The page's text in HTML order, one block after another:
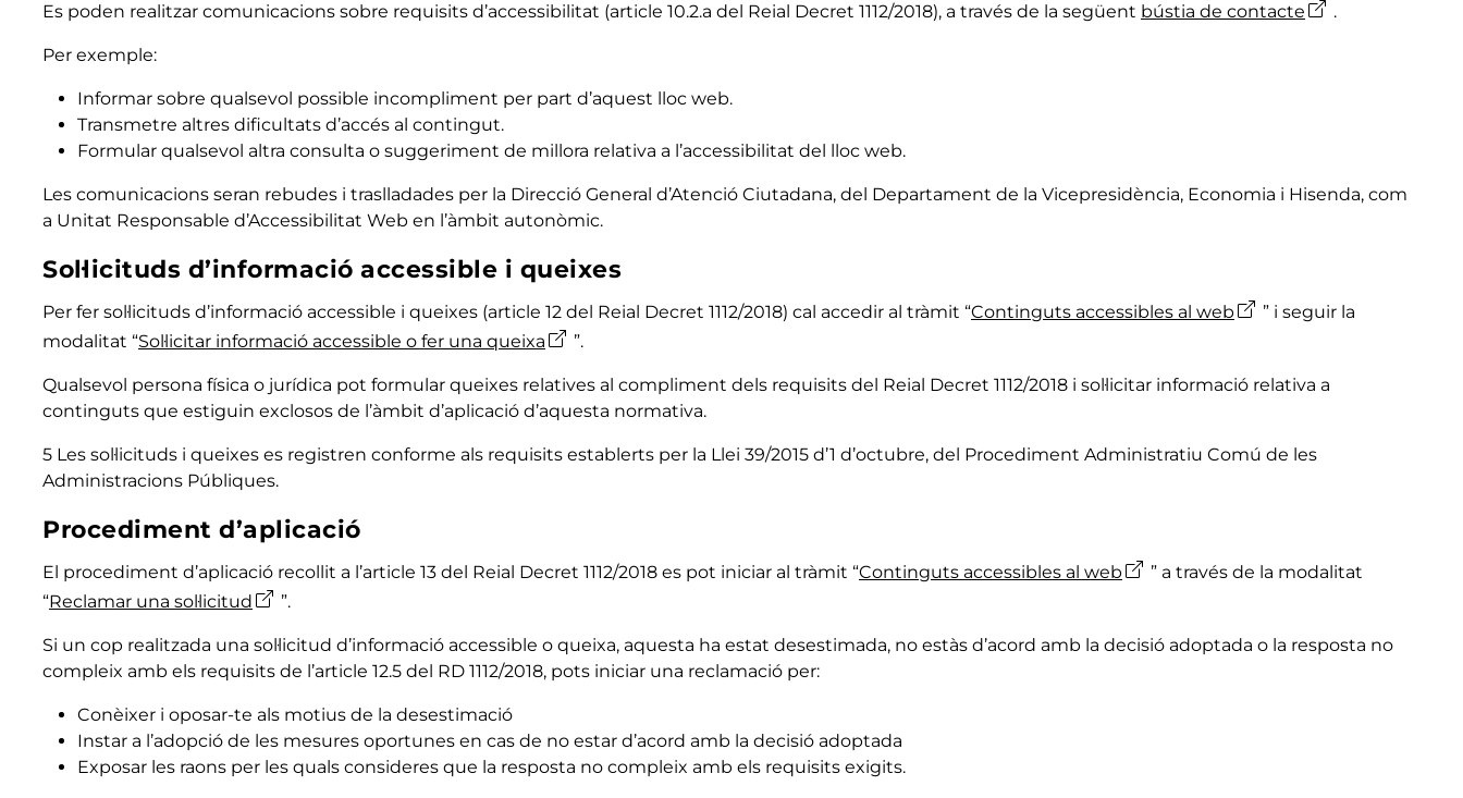
Es poden realitzar comunicacions sobre requisits d’accessibilitat (article 10.2.a del Reial Decret 1112/2018), a través de la següent bústia de contacte .
Per exemple:
Informar sobre qualsevol possible incompliment per part d’aquest lloc web.
Transmetre altres dificultats d’accés al contingut.
Formular qualsevol altra consulta o suggeriment de millora relativa a l’accessibilitat del lloc web.
Les comunicacions seran rebudes i traslladades per la Direcció General d’Atenció Ciutadana, del Departament de la Vicepresidència, Economia i Hisenda, com
a Unitat Responsable d’Accessibilitat Web en l’àmbit autonòmic.
Sol·licituds d’informació accessible i queixes
Per fer sol·licituds d’informació accessible i queixes (article 12 del Reial Decret 1112/2018) cal accedir al tràmit “Continguts accessibles al web
” i seguir la
modalitat “Sol·licitar informació accessible o fer una queixa ”.
Qualsevol persona física o jurídica pot formular queixes relatives al compliment dels requisits del Reial Decret 1112/2018 i sol·licitar informació relativa a
continguts que estiguin exclosos de l’àmbit d’aplicació d’aquesta normativa.
5 Les sol·licituds i queixes es registren conforme als requisits establerts per la Llei 39/2015 d’1 d’octubre, del Procediment Administratiu Comú de les
Administracions Públiques.
Procediment d’aplicació
El procediment d’aplicació recollit a l’article 13 del Reial Decret 1112/2018 es pot iniciar al tràmit “Continguts accessibles al web
” a través de la modalitat
“Reclamar una sol·licitud ”.
Si un cop realitzada una sol·licitud d’informació accessible o queixa, aquesta ha estat desestimada, no estàs d’acord amb la decisió adoptada o la resposta no
compleix amb els requisits de l’article 12.5 del RD 1112/2018, pots iniciar una reclamació per:
Conèixer i oposar-te als motius de la desestimació
Instar a l’adopció de les mesures oportunes en cas de no estar d’acord amb la decisió adoptada
Exposar les raons per les quals consideres que la resposta no compleix amb els requisits exigits.